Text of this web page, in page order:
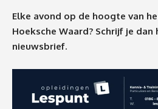
Elke avond op de hoogte van
Hoeksche Waard? Schrijf je dan
nieuwsbrief.